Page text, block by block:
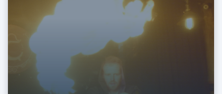
Schweiz
DeutschFrançais
Singapur
English
English
Slowenien
English Italiano
Sonderverwaltungsregion Hongkong,